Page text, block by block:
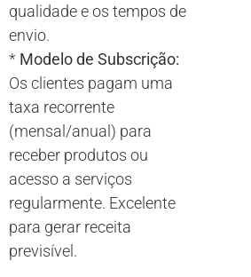
qualidade e os tempos de
envio.
* Modelo de Subscrição:
Os clientes pagam uma
taxa recorrente
(mensal/anual) para
receber produtos ou
acesso a serviços
regularmente. Excelente
para gerar receita
previsível.